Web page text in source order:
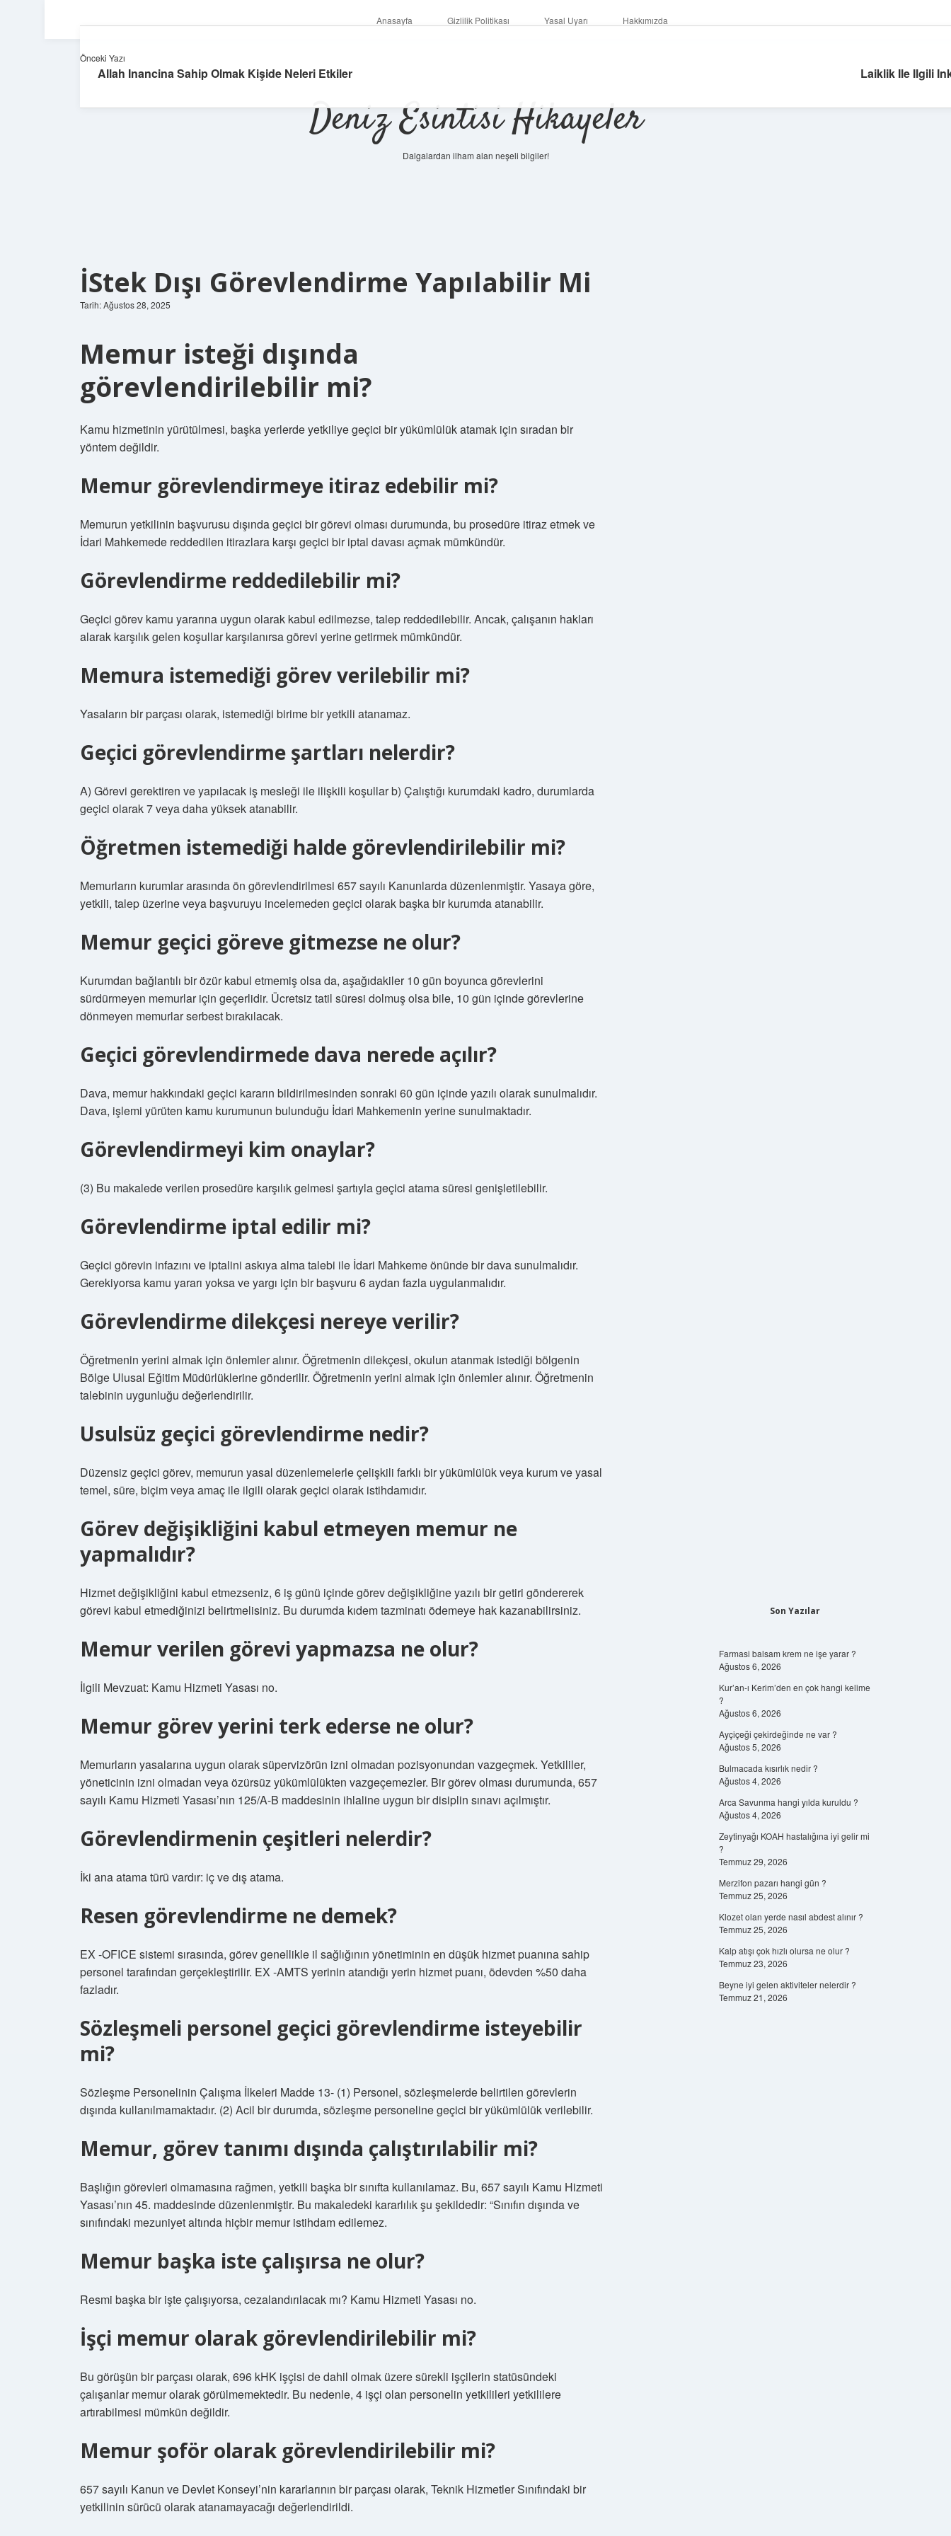
Anasayfa Gizlilik Politikası Yasal Uyarı Hakkımızda
Deniz Esintisi Hikayeler
Dalgalardan ilham alan neşeli bilgiler!
İStek Dışı Görevlendirme Yapılabilir Mi
Tarih: Ağustos 28, 2025
Memur isteği dışında
görevlendirilebilir mi?
Kamu hizmetinin yürütülmesi, başka yerlerde yetkiliye geçici bir yükümlülük atamak için sıradan bir
yöntem değildir.
Memur görevlendirmeye itiraz edebilir mi?
Memurun yetkilinin başvurusu dışında geçici bir görevi olması durumunda, bu prosedüre itiraz etmek ve
İdari Mahkemede reddedilen itirazlara karşı geçici bir iptal davası açmak mümkündür.
Görevlendirme reddedilebilir mi?
Geçici görev kamu yararına uygun olarak kabul edilmezse, talep reddedilebilir. Ancak, çalışanın hakları
alarak karşılık gelen koşullar karşılanırsa görevi yerine getirmek mümkündür.
Memura istemediği görev verilebilir mi?
Yasaların bir parçası olarak, istemediği birime bir yetkili atanamaz.
Geçici görevlendirme şartları nelerdir?
A) Görevi gerektiren ve yapılacak iş mesleği ile ilişkili koşullar b) Çalıştığı kurumdaki kadro, durumlarda
geçici olarak 7 veya daha yüksek atanabilir.
Öğretmen istemediği halde görevlendirilebilir mi?
Memurların kurumlar arasında ön görevlendirilmesi 657 sayılı Kanunlarda düzenlenmiştir. Yasaya göre,
yetkili, talep üzerine veya başvuruyu incelemeden geçici olarak başka bir kurumda atanabilir.
Memur geçici göreve gitmezse ne olur?
Kurumdan bağlantılı bir özür kabul etmemiş olsa da, aşağıdakiler 10 gün boyunca görevlerini
sürdürmeyen memurlar için geçerlidir. Ücretsiz tatil süresi dolmuş olsa bile, 10 gün içinde görevlerine
dönmeyen memurlar serbest bırakılacak.
Geçici görevlendirmede dava nerede açılır?
Dava, memur hakkındaki geçici kararın bildirilmesinden sonraki 60 gün içinde yazılı olarak sunulmalıdır.
Dava, işlemi yürüten kamu kurumunun bulunduğu İdari Mahkemenin yerine sunulmaktadır.
Görevlendirmeyi kim onaylar?
(3) Bu makalede verilen prosedüre karşılık gelmesi şartıyla geçici atama süresi genişletilebilir.
Görevlendirme iptal edilir mi?
Geçici görevin infazını ve iptalini askıya alma talebi ile İdari Mahkeme önünde bir dava sunulmalıdır.
Gerekiyorsa kamu yararı yoksa ve yargı için bir başvuru 6 aydan fazla uygulanmalıdır.
Görevlendirme dilekçesi nereye verilir?
Öğretmenin yerini almak için önlemler alınır. Öğretmenin dilekçesi, okulun atanmak istediği bölgenin
Bölge Ulusal Eğitim Müdürlüklerine gönderilir. Öğretmenin yerini almak için önlemler alınır. Öğretmenin
talebinin uygunluğu değerlendirilir.
Usulsüz geçici görevlendirme nedir?
Düzensiz geçici görev, memurun yasal düzenlemelerle çelişkili farklı bir yükümlülük veya kurum ve yasal
temel, süre, biçim veya amaç ile ilgili olarak geçici olarak istihdamıdır.
Görev değişikliğini kabul etmeyen memur ne
yapmalıdır?
Hizmet değişikliğini kabul etmezseniz, 6 iş günü içinde görev değişikliğine yazılı bir getiri göndererek
görevi kabul etmediğinizi belirtmelisiniz. Bu durumda kıdem tazminatı ödemeye hak kazanabilirsiniz.
Memur verilen görevi yapmazsa ne olur?
İlgili Mevzuat: Kamu Hizmeti Yasası no.
Memur görev yerini terk ederse ne olur?
Memurların yasalarına uygun olarak süpervizörün izni olmadan pozisyonundan vazgeçmek. Yetkililer,
yöneticinin izni olmadan veya özürsüz yükümlülükten vazgeçemezler. Bir görev olması durumunda, 657
sayılı Kamu Hizmeti Yasası’nın 125/A-B maddesinin ihlaline uygun bir disiplin sınavı açılmıştır.
Görevlendirmenin çeşitleri nelerdir?
İki ana atama türü vardır: iç ve dış atama.
Resen görevlendirme ne demek?
EX -OFICE sistemi sırasında, görev genellikle il sağlığının yönetiminin en düşük hizmet puanına sahip
personel tarafından gerçekleştirilir. EX -AMTS yerinin atandığı yerin hizmet puanı, ödevden %50 daha
fazladır.
Sözleşmeli personel geçici görevlendirme isteyebilir
mi?
Sözleşme Personelinin Çalışma İlkeleri Madde 13- (1) Personel, sözleşmelerde belirtilen görevlerin
dışında kullanılmamaktadır. (2) Acil bir durumda, sözleşme personeline geçici bir yükümlülük verilebilir.
Memur, görev tanımı dışında çalıştırılabilir mi?
Başlığın görevleri olmamasına rağmen, yetkili başka bir sınıfta kullanılamaz. Bu, 657 sayılı Kamu Hizmeti
Yasası’nın 45. maddesinde düzenlenmiştir. Bu makaledeki kararlılık şu şekildedir: “Sınıfın dışında ve
sınıfındaki mezuniyet altında hiçbir memur istihdam edilemez.
Memur başka iste çalışırsa ne olur?
Resmi başka bir işte çalışıyorsa, cezalandırılacak mı? Kamu Hizmeti Yasası no.
İşçi memur olarak görevlendirilebilir mi?
Bu görüşün bir parçası olarak, 696 kHK işçisi de dahil olmak üzere sürekli işçilerin statüsündeki
çalışanlar memur olarak görülmemektedir. Bu nedenle, 4 işçi olan personelin yetkilileri yetkililere
artırabilmesi mümkün değildir.
Memur şoför olarak görevlendirilebilir mi?
657 sayılı Kanun ve Devlet Konseyi’nin kararlarının bir parçası olarak, Teknik Hizmetler Sınıfındaki bir
yetkilinin sürücü olarak atanamayacağı değerlendirildi.
Önceki Yazı
Allah Inancina Sahip Olmak Kişide Neleri Etkiler Laiklik Ile Ilgili
Son Yazılar
Farmasi balsam krem ne işe yarar ?
Ağustos 6, 2026
Kur’an-ı Kerim’den en çok hangi kelime
?
Ağustos 6, 2026
Ayçiçeği çekirdeğinde ne var ?
Ağustos 5, 2026
Bulmacada kısırlık nedir ?
Ağustos 4, 2026
Arca Savunma hangi yılda kuruldu ?
Ağustos 4, 2026
Zeytinyağı KOAH hastalığına iyi gelir mi
?
Temmuz 29, 2026
Merzifon pazarı hangi gün ?
Temmuz 25, 2026
Klozet olan yerde nasıl abdest alınır ?
Temmuz 25, 2026
Kalp atışı çok hızlı olursa ne olur ?
Temmuz 23, 2026
Beyne iyi gelen aktiviteler nelerdir ?
Temmuz 21, 2026